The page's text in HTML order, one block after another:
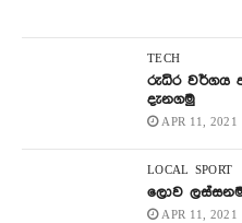
TECH
රුධිර වර්ගය
දැනගමු
APR 11, 2021
LOCAL SPORT
ලොව ලස්සනම
APR 11, 2021